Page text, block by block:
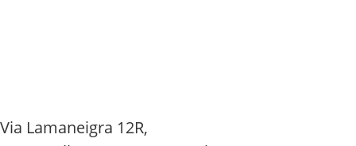
Via Lamaneigra 12R,